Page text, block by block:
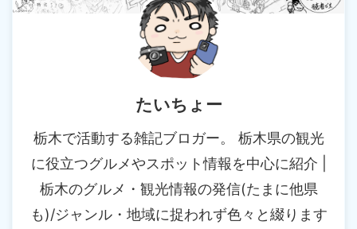
たいちょー
栃木で活動する雑記ブロガー。 栃木県の観光
に役立つグルメやスポット情報を中心に紹介 |
栃木のグルメ・観光情報の発信(たまに他県
も)/ジャンル・地域に捉われず色々と綴ります